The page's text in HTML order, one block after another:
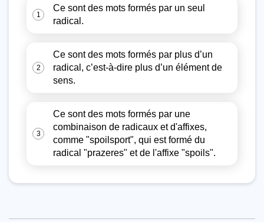
1
Ce sont des mots formés par un seul
radical.
2
Ce sont des mots formés par plus d’un
radical, c’est-à-dire plus d’un élément de
sens.
3
Ce sont des mots formés par une
combinaison de radicaux et d'affixes,
comme "spoilsport", qui est formé du
radical "prazeres" et de l'affixe "spoils".